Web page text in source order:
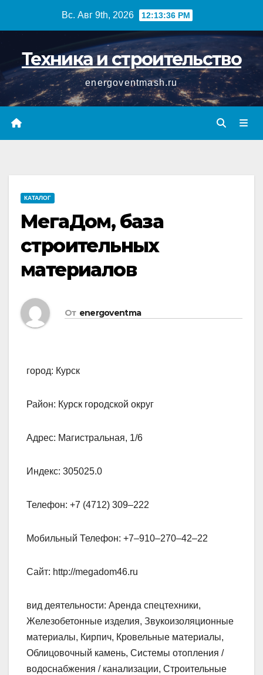
Вс. Авг 9th, 2026 12:13:36 PM
Техника и строительство
energoventmash.ru
КАТАЛОГ
МегаДом, база
строительных
материалов
От energoventma
город: Курск
Район: Курск городской округ
Адрес: Магистральная, 1/6
Индекс: 305025.0
Телефон: +7 (4712) 309‒222
Мобильный Телефон: +7‒910‒270‒42‒22
Сайт: http://megadom46.ru
вид деятельности: Аренда спецтехники,
Железобетонные изделия, Звукоизоляционные
материалы, Кирпич, Кровельные материалы,
Облицовочный камень, Системы отопления /
водоснабжения / канализации, Строительные